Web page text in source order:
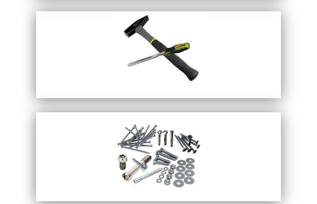
отделочный ИНВЕНТАРЬ
Перейти в каталог
Запросить прайс
СТРОИТЕЛЬНЫЙ ИНСТРУМЕНТ
Перейти в каталог
Запросить прайс